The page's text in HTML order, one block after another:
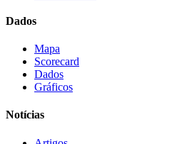
Dados
Mapa
Scorecard
Dados
Gráficos
Notícias